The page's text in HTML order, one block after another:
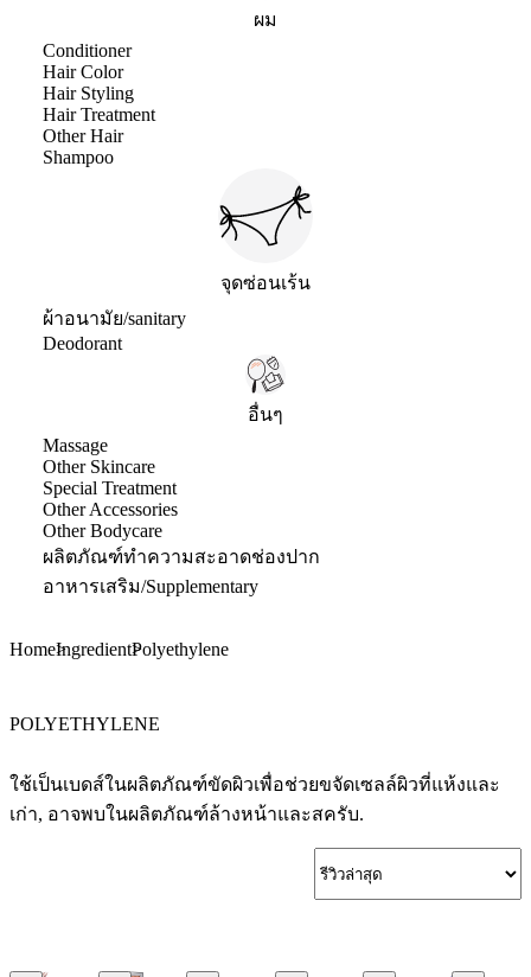
ผม
Conditioner
Hair Color
Hair Styling
Hair Treatment
Other Hair
Shampoo
จุดซ่อนเร้น
ผ้าอนามัย/sanitary
Deodorant
อื่นๆ
Massage
Other Skincare
Special Treatment
Other Accessories
Other Bodycare
ผลิตภัณฑ์ทำความสะอาดช่องปาก
อาหารเสริม/Supplementary
HomeIngredientPolyethylene
POLYETHYLENE
ใช้เป็นเบดส์ในผลิตภัณฑ์ขัดผิวเพื่อช่วยขจัดเซลล์ผิวที่แห้งและ
เก่า, อาจพบในผลิตภัณฑ์ล้างหน้าและสครับ.